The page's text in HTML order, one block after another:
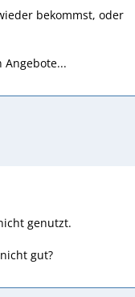
bekommst, oder
genutzt.
gut?